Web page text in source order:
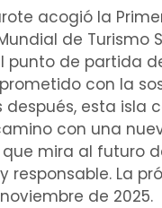
acogió la
de Turismo
punto de partida
con la
después, esta isla
con una
mira al futuro
responsable. La
de 2025.